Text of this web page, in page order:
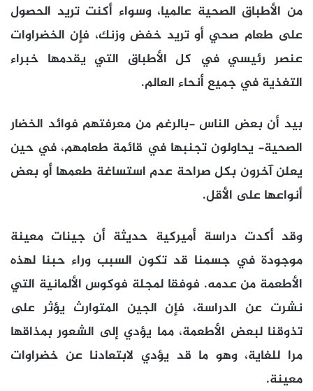
من الأطباق الصحية عالميا، وسواء أكنت تريد الحصول
على طعام صحي أو تريد خفض وزنك، فإن الخضراوات
عنصر رئيسي في كل الأطباق التي يقدمها خبراء
التغذية في جميع أنحاء العالم.
بيد أن بعض الناس -بالرغم من معرفتهم فوائد الخضار
الصحية- يحاولون تجنبها في قائمة طعامهم، في حين
يعلن آخرون بكل صراحة عدم استساغة طعمها أو بعض
أنواعها على الأقل.
وقد أكدت دراسة أميركية حديثة أن جينات معينة
موجودة في جسمنا قد تكون السبب وراء حبنا لهذه
الأطعمة من عدمه. فوفقا لمجلة فوكوس الألمانية التي
نشرت عن الدراسة، فإن الجين المتوارث يؤثر على
تذوقنا لبعض الأطعمة، مما يؤدي إلى الشعور بمذاقها
مرا للغاية، وهو ما قد يؤدي لابتعادنا عن خضراوات
معينة.